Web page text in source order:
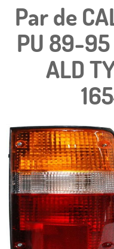
Par de
PU 89-
ALD